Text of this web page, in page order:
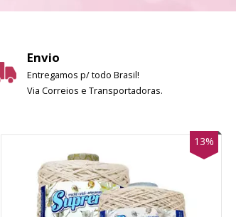
Envio
Entregamos p/ todo Brasil!
Via Correios e Transportadoras.
13%